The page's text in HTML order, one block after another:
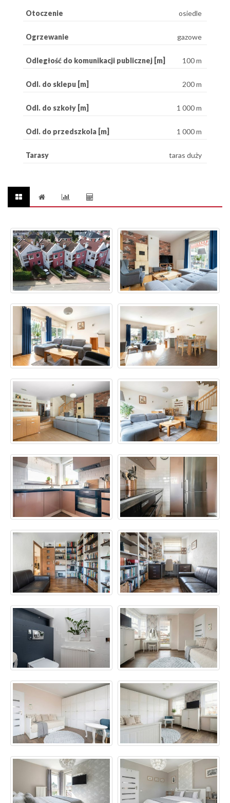
Otoczenie osiedle
Ogrzewanie gazowe
Odległość do komunikacji publicznej [m] 100 m
Odl. do sklepu [m] 200 m
Odl. do szkoły [m] 1 000 m
Odl. do przedszkola [m] 1 000 m
Tarasy taras duży